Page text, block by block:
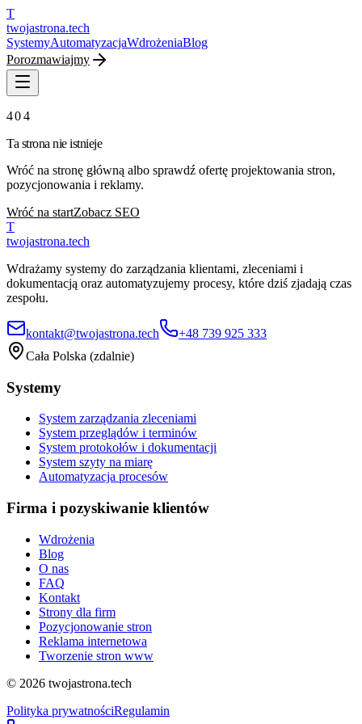
T
twojastrona.tech
SystemyAutomatyzacjaWdrożeniaBlog
Porozmawiajmy
404
Ta strona nie istnieje
Wróć na stronę główną albo sprawdź ofertę projektowania stron,
pozycjonowania i reklamy.
Wróć na startZobacz SEO
T
twojastrona.tech
Wdrażamy systemy do zarządzania klientami, zleceniami i
dokumentacją oraz automatyzujemy procesy, które dziś zjadają czas
zespołu.
kontakt@twojastrona.tech
+48 739 925 333
Cała Polska (zdalnie)
Systemy
System zarządzania zleceniami
System przeglądów i terminów
System protokołów i dokumentacji
System szyty na miarę
Automatyzacja procesów
Firma i pozyskiwanie klientów
Wdrożenia
Blog
O nas
FAQ
Kontakt
Strony dla firm
Pozycjonowanie stron
Reklama internetowa
Tworzenie stron www
© 2026 twojastrona.tech
Polityka prywatnościRegulamin